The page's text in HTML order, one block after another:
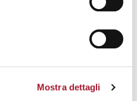
Mostra dettagli
E PROVINCIA
PENA). A CHI